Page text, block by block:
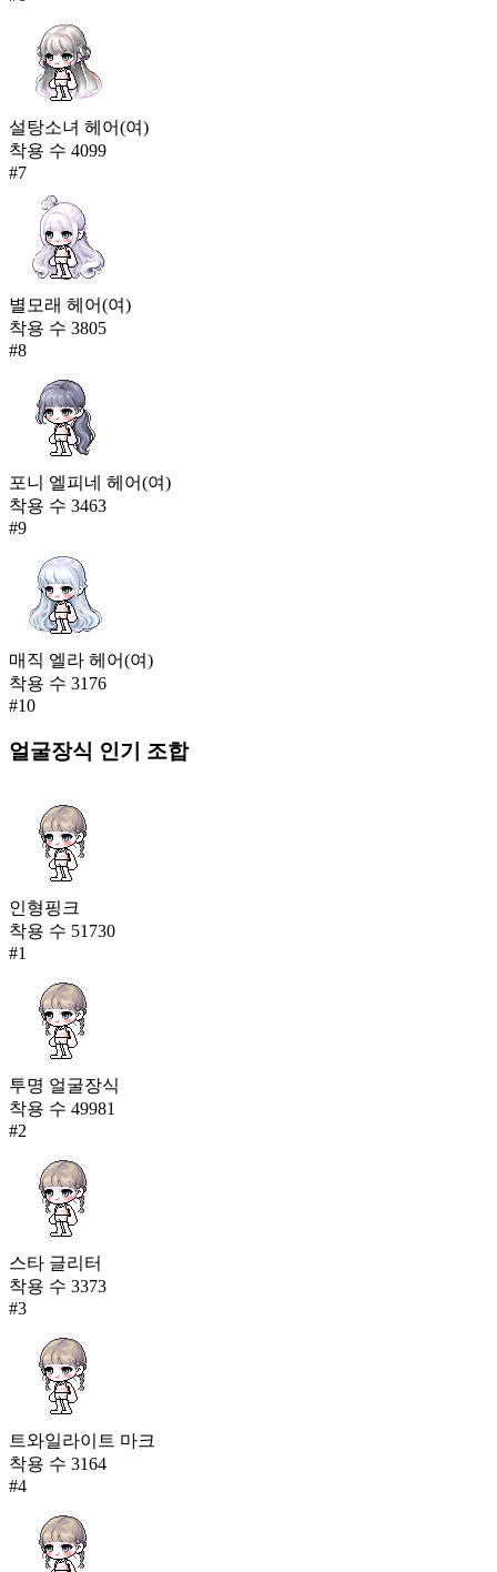
설탕소녀 헤어(여)
착용 수 4099
#7
별모래 헤어(여)
착용 수 3805
#8
포니 엘피네 헤어(여)
착용 수 3463
#9
매직 엘라 헤어(여)
착용 수 3176
#10
얼굴장식 인기 조합
인형핑크
착용 수 51730
#1
투명 얼굴장식
착용 수 49981
#2
스타 글리터
착용 수 3373
#3
트와일라이트 마크
착용 수 3164
#4